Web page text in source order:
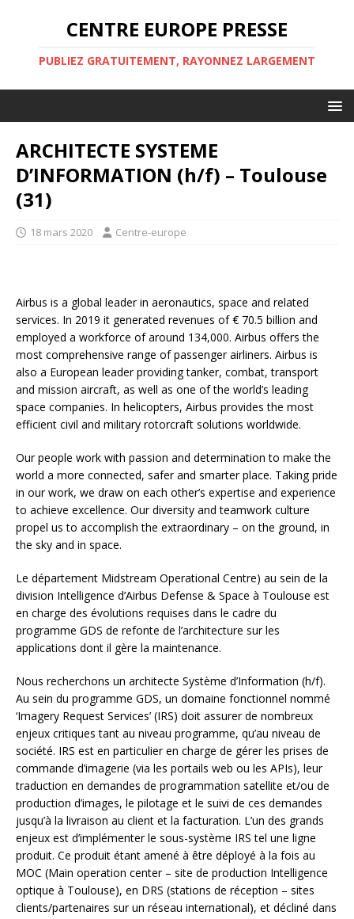
CENTRE EUROPE PRESSE
PUBLIEZ GRATUITEMENT, RAYONNEZ LARGEMENT
ARCHITECTE SYSTEME
D’INFORMATION (h/f) – Toulouse
(31)
18 mars 2020 Centre-europe
Airbus is a global leader in aeronautics, space and related
services. In 2019 it generated revenues of € 70.5 billion and
employed a workforce of around 134,000. Airbus offers the
most comprehensive range of passenger airliners. Airbus is
also a European leader providing tanker, combat, transport
and mission aircraft, as well as one of the world’s leading
space companies. In helicopters, Airbus provides the most
efficient civil and military rotorcraft solutions worldwide.
Our people work with passion and determination to make the
world a more connected, safer and smarter place. Taking pride
in our work, we draw on each other’s expertise and experience
to achieve excellence. Our diversity and teamwork culture
propel us to accomplish the extraordinary – on the ground, in
the sky and in space.
Le département Midstream Operational Centre) au sein de la
division Intelligence d’Airbus Defense & Space à Toulouse est
en charge des évolutions requises dans le cadre du
programme GDS de refonte de l’architecture sur les
applications dont il gère la maintenance.
Nous recherchons un architecte Système d’Information (h/f).
Au sein du programme GDS, un domaine fonctionnel nommé
‘Imagery Request Services’ (IRS) doit assurer de nombreux
enjeux critiques tant au niveau programme, qu’au niveau de
société. IRS est en particulier en charge de gérer les prises de
commande d’imagerie (via les portails web ou les APIs), leur
traduction en demandes de programmation satellite et/ou de
production d’images, le pilotage et le suivi de ces demandes
jusqu’à la livraison au client et la facturation. L’un des grands
enjeux est d’implémenter le sous-système IRS tel une ligne
produit. Ce produit étant amené à être déployé à la fois au
MOC (Main operation center – site de production Intelligence
optique à Toulouse), en DRS (stations de réception – sites
clients/partenaires sur un réseau international), et décliné dans